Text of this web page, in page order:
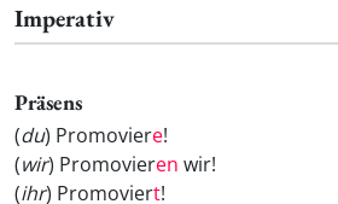
Imperativ
Präsens
(du) Promoviere!
(wir) Promovieren wir!
(ihr) Promoviert!